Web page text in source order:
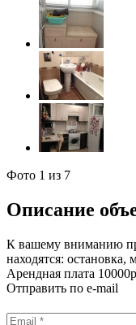
Фото 1 из 7
Описание
К вашему вниманию
находятся:
Арендная плата
Отправить по e-mail